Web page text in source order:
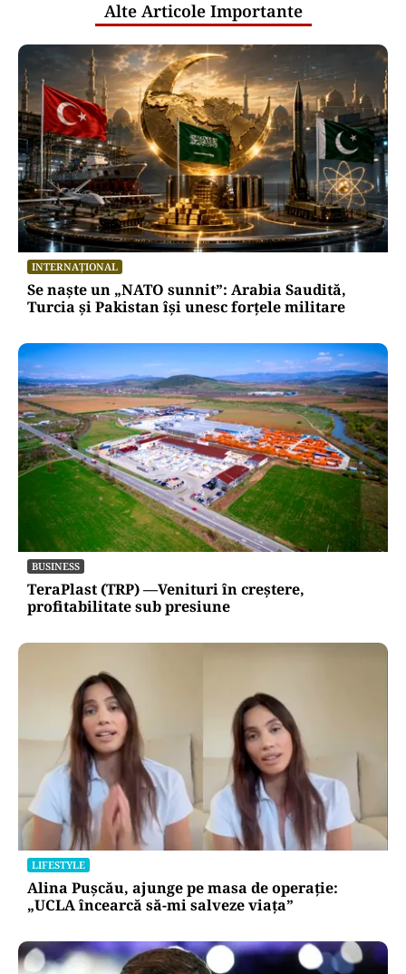
Alte Articole Importante
INTERNAȚIONAL
Se naște un „NATO sunnit”: Arabia Saudită,
Turcia și Pakistan își unesc forțele militare
BUSINESS
TeraPlast (TRP) —Venituri în creștere,
profitabilitate sub presiune
LIFESTYLE
Alina Pușcău, ajunge pe masa de operație:
„UCLA încearcă să-mi salveze viața”